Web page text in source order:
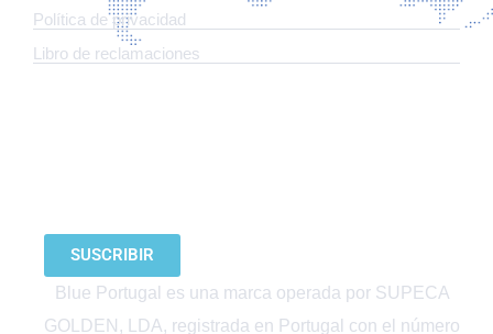
Política de privacidad
Libro de reclamaciones
SUSCRIBIR
Blue Portugal es una marca operada por SUPECA
GOLDEN, LDA, registrada en Portugal con el número